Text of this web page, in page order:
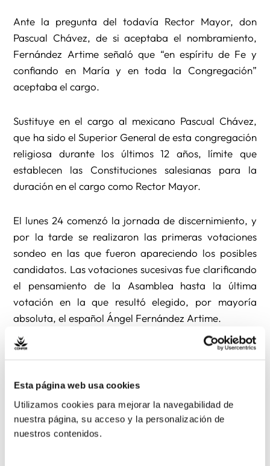
Esta página web usa cookies
Utilizamos cookies para mejorar la navegabilidad de
nuestra página, su acceso y la personalización de
nuestros contenidos.
Ante la pregunta del todavía Rector Mayor, don
Pascual Chávez, de si aceptaba el nombramiento,
Fernández Artime señaló que “en espíritu de Fe y
confiando en María y en toda la Congregación”
aceptaba el cargo.
Sustituye en el cargo al mexicano Pascual Chávez,
que ha sido el Superior General de esta congregación
religiosa durante los últimos 12 años, límite que
establecen las Constituciones salesianas para la
duración en el cargo como Rector Mayor.
El lunes 24 comenzó la jornada de discernimiento, y
por la tarde se realizaron las primeras votaciones
sondeo en las que fueron apareciendo los posibles
candidatos. Las votaciones sucesivas fue clarificando
el pensamiento de la Asamblea hasta la última
votación en la que resultó elegido, por mayoría
absoluta, el español Ángel Fernández Artime.
Se da la circunstancia de que Fernández Artime
como nuevo Superior Provincial de la Inspectoría
Salesiana María Auxiliadora, que agrupa las obras
salesianas de Andorra, Cataluña, Aragón, Islas
Baleares, Valencia, Murcia, Extremadura, Andalucía